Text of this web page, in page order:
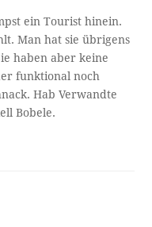
ein Tourist hinein.
Man hat sie übrigens
haben aber keine
funktional noch
Hab Verwandte
Bobele.